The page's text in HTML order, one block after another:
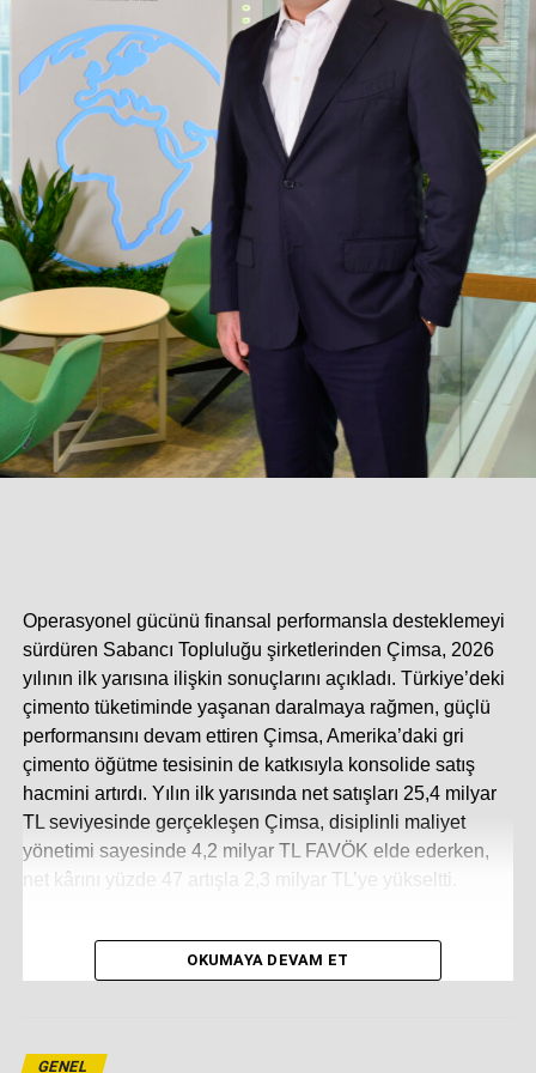
modern çizgileriyle dikkat çekerken, Niobe Black serisi
koyu renkli premium görünümüyle özellikle modern iç
mekân dekorasyonuna hitap ediyor.
Yüksek hava debisi, 24 saat zamanlayıcı, sessiz çalışma
modu ve akıllı kullanım senaryoları sayesinde E.C.A.’nın
yeni klima serileri; evler, ofisler ve yaşam alanları için
güçlü bir iklimlendirme alternatifi sunuyor.
İLGİLİ KONULAR:
SONRAKI YAZI
Saint-Gobain Yapı Kimyasalları’ndan Adana’da
stratejik adım: Chryso Adana’daki operasyonunu
yeni tesise taşıyor!
Operasyonel gücünü finansal performansla desteklemeyi
sürdüren Sabancı Topluluğu şirketlerinden Çimsa, 2026
yılının ilk yarısına ilişkin sonuçlarını açıkladı. Türkiye’deki
çimento tüketiminde yaşanan daralmaya rağmen, güçlü
performansını devam ettiren Çimsa, Amerika’daki gri
çimento öğütme tesisinin de katkısıyla konsolide satış
hacmini artırdı. Yılın ilk yarısında net satışları 25,4 milyar
TL seviyesinde gerçekleşen Çimsa, disiplinli maliyet
yönetimi sayesinde 4,2 milyar TL FAVÖK elde ederken,
net kârını yüzde 47 artışla 2,3 milyar TL’ye yükseltti.
“ÇİMSA, İRLANDA’DA ALTERNATİF YAKIT
OKUMAYA DEVAM ET
GENEL